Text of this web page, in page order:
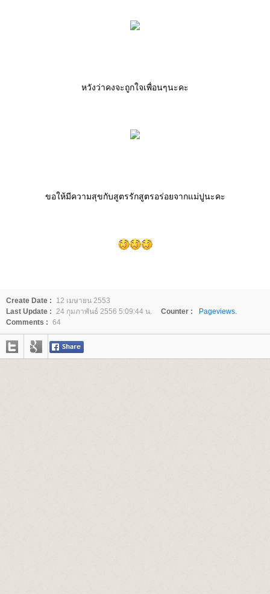
หวังว่าคงจะถูกใจเพื่อนๆนะคะ
ขอให้มีความสุขกับสูตรรักสูตรอร่อยจากแม่ปูนะคะ
Create Date :
12 เมษายน 2553
Last Update : 24 กุมภาพันธ์ 2556 5:09:44 น. Counter :
Pageviews.
Comments : 64